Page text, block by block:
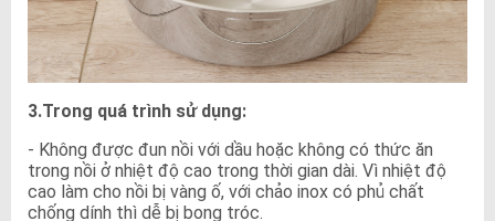
3.Trong quá trình sử dụng:
- Không được đun nồi với dầu hoặc không có thức ăn
trong nồi ở nhiệt độ cao trong thời gian dài. Vì nhiệt độ
cao làm cho nồi bị vàng ố, với chảo inox có phủ chất
chống dính thì dễ bị bong tróc.